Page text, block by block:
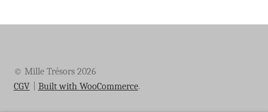
© Mille Trésors 2026
CGV
Built with WooCommerce.